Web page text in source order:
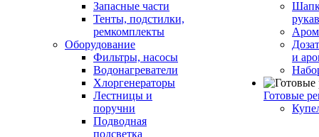
Запасные части
Тенты, подстилки,
ремкомплекты
Оборудование
Фильтры, насосы
Водонагреватели
Хлоргенераторы
Лестницы и
поручни
Подводная
подсветка
и
Готовые